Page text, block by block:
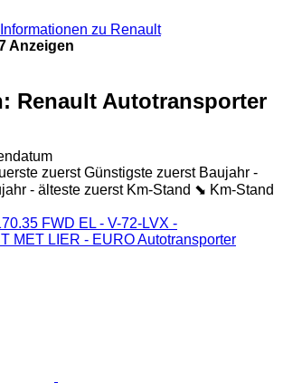
zu Renault
Anzeigen
Renault Autotransporter
zuerst Günstigste zuerst Baujahr -
- älteste zuerst Km-Stand ⬊ Km-Stand